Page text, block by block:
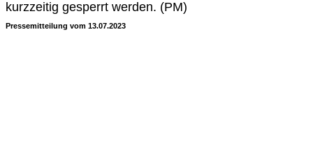
kurzzeitig gesperrt werden. (PM)
Pressemitteilung vom 13.07.2023